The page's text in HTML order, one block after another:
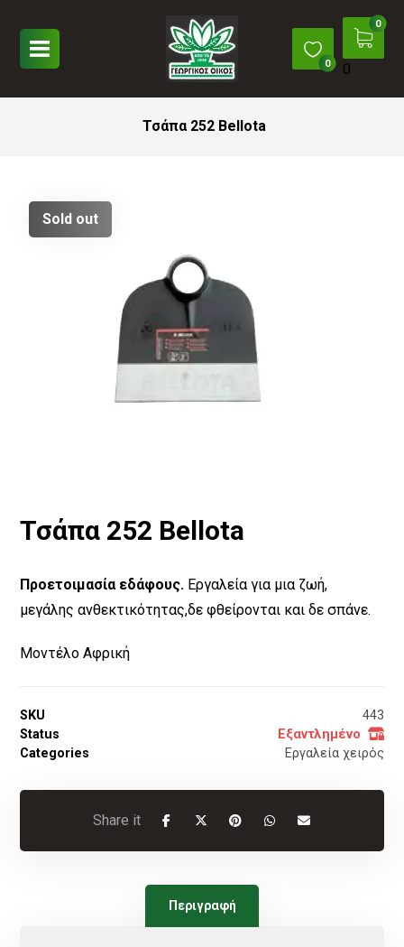
0
Τσάπα 252 Bellota
Sold out
Τσάπα 252 Bellota
Προετοιμασία εδάφους. Εργαλεία για μια ζωή,
μεγάλης ανθεκτικότητας,δε φθείρονται και δε σπάνε.
Μοντέλο Αφρική
SKU
443
Status
Εξαντλημένο
Categories
Εργαλεία χειρός
Περιγραφή